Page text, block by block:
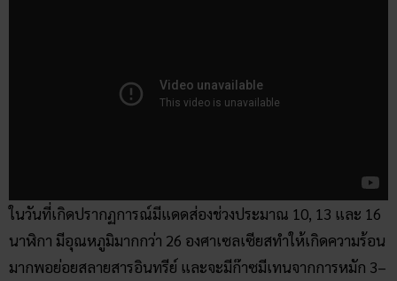
ในวันที่เกิดปรากฏการณ์มีแดดส่องช่วงประมาณ 10, 13 และ 16
นาฬิกา มีอุณหภูมิมากกว่า 26 องศาเซลเซียสทำให้เกิดความร้อน
มากพอย่อยสลายสารอินทรีย์ และจะมีก๊าซมีเทนจากการหมัก 3–